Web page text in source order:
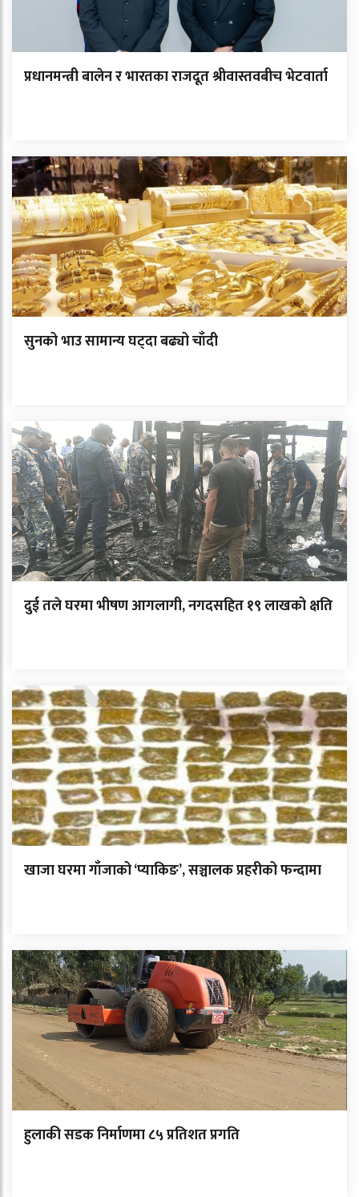
प्रधानमन्त्री बालेन र भारतका राजदूत श्रीवास्तवबीच भेटवार्ता
सुनको भाउ सामान्य घट्दा बढ्यो चाँदी
दुई तले घरमा भीषण आगलागी, नगदसहित १९ लाखको क्षति
खाजा घरमा गाँजाको ‘प्याकिङ’, सञ्चालक प्रहरीको फन्दामा
हुलाकी सडक निर्माणमा ८५ प्रतिशत प्रगति